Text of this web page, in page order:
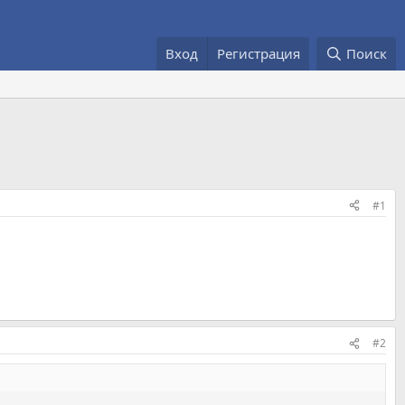
Вход Регистрация Поиск
#1
#2